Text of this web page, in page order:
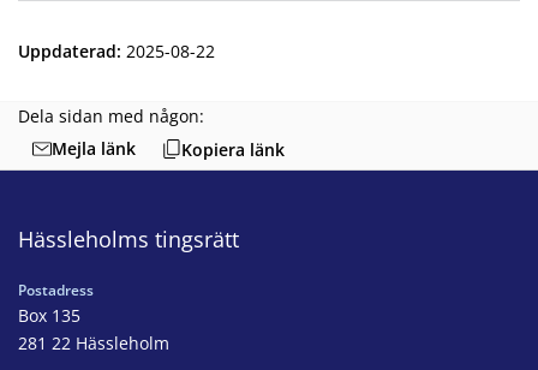
Uppdaterad: 2025-08-22
Dela sidan med någon:
Mejla länk
Kopiera länk
Hässleholms tingsrätt
Postadress
Box 135
281 22 Hässleholm